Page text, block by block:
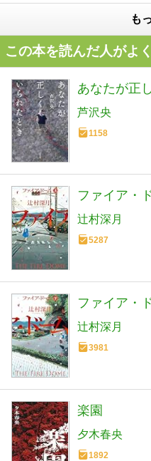
も
この本を読んだ人がよ
あなたが正
芦沢央
1158
ファイア・
辻村深月
5287
ファイア・
辻村深月
3981
楽園
夕木春央
1892